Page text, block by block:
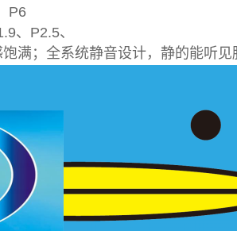
P6
、P2.5、
满；全系统静音设计，静的能听